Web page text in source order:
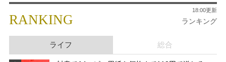
RANKING ランキング
18:00更新
ライフ 総合